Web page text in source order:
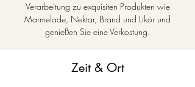
Verarbeitung zu exquisiten Produkten wie
Marmelade, Nektar, Brand und Likör und
genießen Sie eine Verkostung.
Zeit & Ort